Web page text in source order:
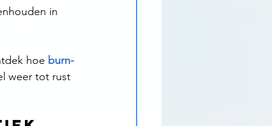
in
hoe burn-
weer tot rust